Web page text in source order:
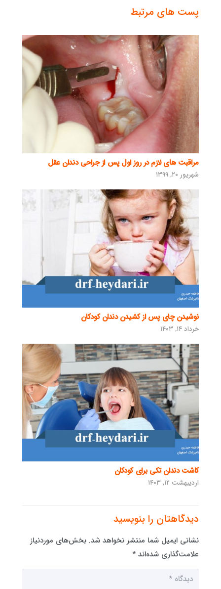
پست های مرتبط
مراقبت های لازم در روز اول پس از جراحی دندان عقل
شهریور ۲۰, ۱۳۹۹
نوشیدن چای پس از کشیدن دندان کودکان
خرداد ۱۴, ۱۴۰۳
کاشت دندان تکی برای کودکان
اردیبهشت ۱۲, ۱۴۰۳
دیدگاهتان را بنویسید
نشانی ایمیل شما منتشر نخواهد شد. بخش‌های موردنیاز
علامت‌گذاری شده‌اند *